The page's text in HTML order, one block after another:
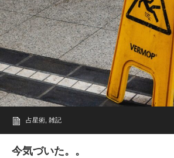
占星術 雑記
今気づいた。。